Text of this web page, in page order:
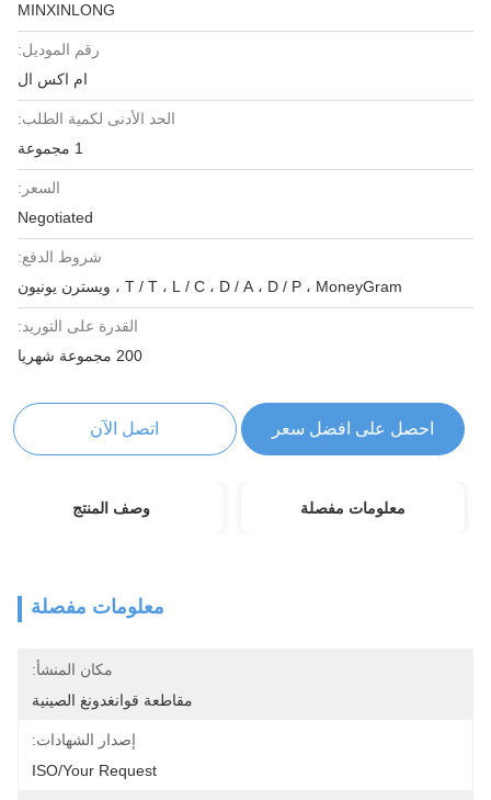
MINXINLONG
رقم الموديل:
ام اكس ال
الحد الأدنى لكمية الطلب:
السعر:
Negotiated
شروط الدفع:
T / T ، L / C ، D / A ، D / P ، MoneyGram ، ويسترن يونيون
القدرة على التوريد:
200 مجموعة شهريا
احصل على افضل سعر اتصل الآن
معلومات مفصلة وصف المنتج
معلومات مفصلة
مكان المنشأ:
مقاطعة قوانغدونغ الصينية
إصدار الشهادات:
ISO/your Request